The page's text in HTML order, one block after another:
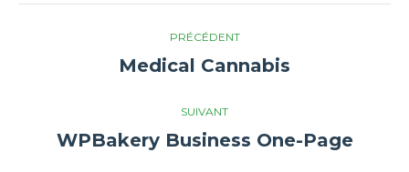
PRÉCÉDENT
Onglet
Medical Cannabis
SUIVANT
Projets
WPBakery Business One-Page